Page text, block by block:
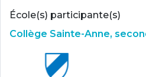
École(s) participante(s)
Collège Sainte-Anne,